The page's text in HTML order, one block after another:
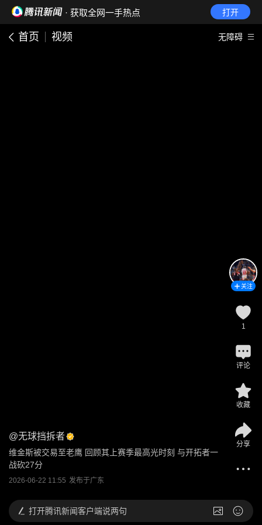
· 获取全网一手热点 打开
首页 视频 无障碍
@无球挡拆者
维金斯被交易至老鹰 回顾其上赛季最高光时刻 与开拓者一
战砍27分
2026-06-22 11:55 发布于广东
关注
1
评论
收藏
分享
打开腾讯新闻客户端说两句